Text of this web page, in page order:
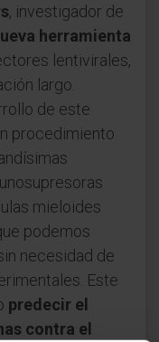
, investigador de
herramienta
lentivirales,
largo.
de este
procedimiento
mieloides
podemos
necesidad de
Este
predecir el
contra el